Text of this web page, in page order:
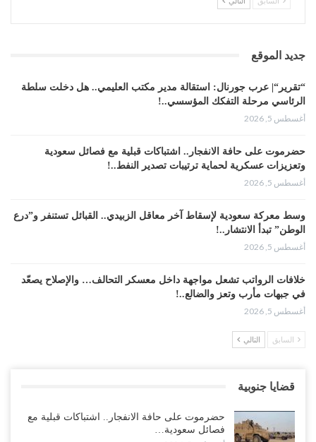
جديد الموقع
“تقرير“| عرب جورنال: استقالة مدير مكتب العليمي.. هل دخلت سلطة
الرئاسي مرحلة التفكك المؤسسي..!
أغسطس 5, 2026
حضرموت على حافة الانفجار.. اشتباكات قبلية مع فصائل سعودية
وتعزيزات عسكرية لحماية ترتيبات تصدير النفط..!
أغسطس 5, 2026
وسط معركة سعودية لإسقاط آخر معاقل الزبيدي.. القبائل تستنفر و”درع
الوطن” تبدأ الانتشار..!
أغسطس 5, 2026
خلافات الرواتب تشعل مواجهة داخل معسكر التحالف… والإصلاح يصعّد
في جبهات مأرب وتعز والضالع..!
أغسطس 5, 2026
السعودية تُصعّد الحصار على اليمنيين.. وقرار بحرمان طلاب الشمال من
ملفات المال والنفط..!
أغسطس 5, 2026
السابق التالي
قضايا جنوبية
حضرموت على حافة الانفجار.. اشتباكات قبلية مع
فصائل سعودية…